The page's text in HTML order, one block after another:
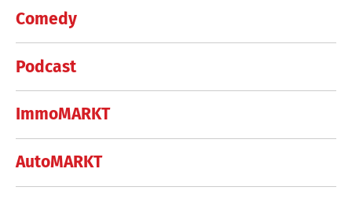
Comedy
Podcast
ImmoMARKT
AutoMARKT